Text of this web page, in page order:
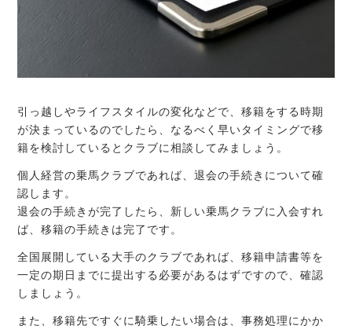
引っ越しやライフスタイルの変化などで、移籍をする時期
が決まっているのでしたら、なるべく早いタイミングで移
籍を検討しているとクラブに相談してみましょう。
個人経営の乗馬クラブであれば、退会の手続きについて確
認します。
退会の手続きが完了したら、新しい乗馬クラブに入会すれ
ば、移籍の手続きは完了です。
全国展開している大手のクラブであれば、移籍申請書等を
一定の期日までに提出する必要があるはずですので、確認
しましょう。
また、移籍先ですぐに騎乗したい場合は、事務処理にかか